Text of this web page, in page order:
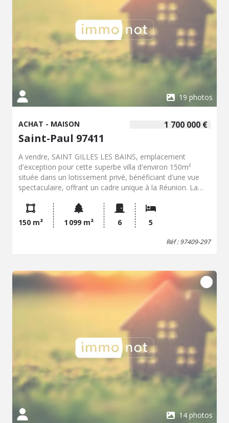
19 photos
1 700 000 €
ACHAT - MAISON
Saint-Paul 97411
A vendre, SAINT GILLES LES BAINS, emplacement
d'exception pour cette superbe villa d'environ 150m²
située dans un lotissement privé, bénéficiant d'une vue
spectaculaire, offrant un cadre unique à la Réunion. La
jolie pièce de vie donnant sur varangue, une cuisine
aménagée et équipée, un cellier, trois chambres, une salle
de bains et une salle d'eau avec wc. A l'étage, deux autres
chambres avec une salle d'eau/wc. Côté extérieur, elle
d'une très belle piscine dotée d'une douche et d'un wc.
Enfin, un double garage indépendant de 35m² est à votre
disposition ainsi que plusieurs places de parking pouvant
accueillir jusqu'à sept véhicules ! Un coup de coeur
évident. Contactez M. Damien Le Clézio, Négociateur-
Expert immobilier au +262693100934 pour plus de
renseignements et organiser une visite. “Les informations
sur les risques auxquels ce bien est exposé sont
disponibles sur le site Géorisques
http://www.georisques.gouv.fr”.
150 m² 1 099 m² 6 5
Réf : 97409-297
14 photos